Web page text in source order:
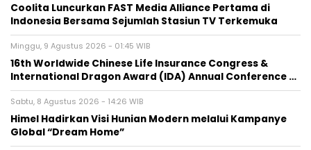
Coolita Luncurkan FAST Media Alliance Pertama di
Indonesia Bersama Sejumlah Stasiun TV Terkemuka
Minggu, 9 Agustus 2026 - 01:45 WIB
16th Worldwide Chinese Life Insurance Congress &
International Dragon Award (IDA) Annual Conference …
Sabtu, 8 Agustus 2026 - 14:26 WIB
Himel Hadirkan Visi Hunian Modern melalui Kampanye
Global “Dream Home”